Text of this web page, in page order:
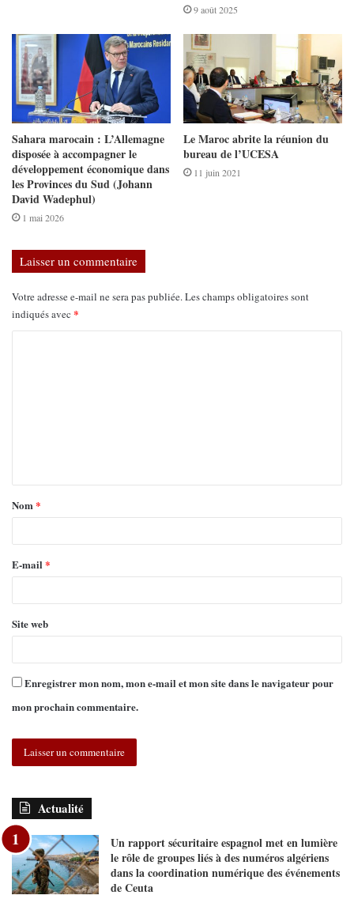
9 août 2025
Sahara marocain : L’Allemagne
disposée à accompagner le
développement économique dans
les Provinces du Sud (Johann
David Wadephul)
1 mai 2026
Le Maroc abrite la réunion du
bureau de l’UCESA
11 juin 2021
Laisser un commentaire
Votre adresse e-mail ne sera pas publiée.Les champs obligatoires sont
indiqués avec *
Nom*
E-mail *
Site web
Enregistrer mon nom, mon e-mail et mon site dans le navigateur pour
mon prochain commentaire.
Actualité
Un rapport sécuritaire espagnol met en lumière
le rôle de groupes liés à des numéros algériens
dans la coordination numérique des événements
de Ceuta